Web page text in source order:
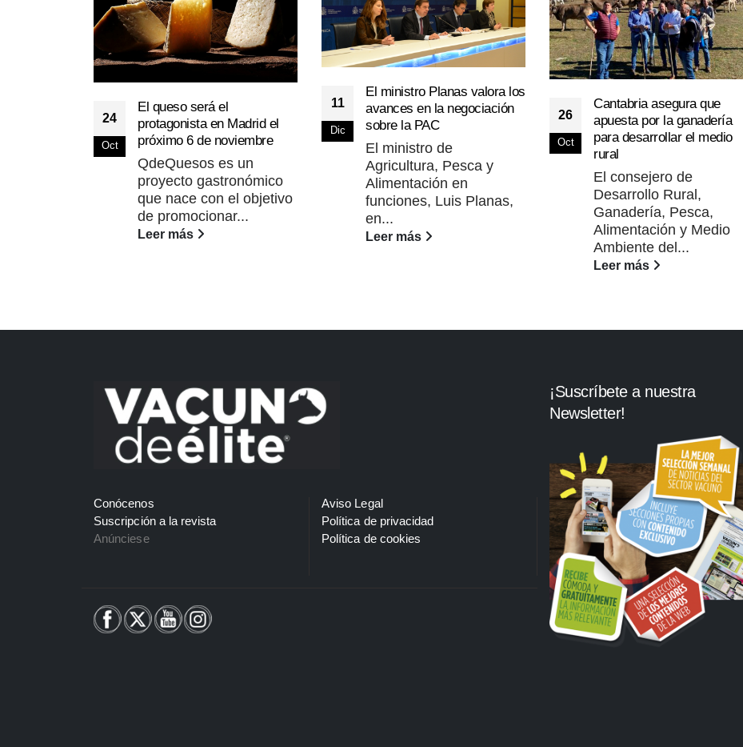
24
Oct
El queso será el
protagonista en Madrid el
próximo 6 de noviembre
QdeQuesos es un
proyecto gastronómico
que nace con el objetivo
de promocionar...
Leer más
11
Dic
El ministro Planas valora los
avances en la negociación
sobre la PAC
El ministro de
Agricultura, Pesca y
Alimentación en
funciones, Luis Planas,
en...
Leer más
26
Oct
Cantabria asegura que
apuesta por la ganadería
para desarrollar el medio
rural
El consejero de
Desarrollo Rural,
Ganadería, Pesca,
Alimentación y Medio
Ambiente del...
Leer más
Conócenos
Suscripción a la revista
Anúnciese
Aviso Legal
Política de privacidad
Política de cookies
¡Suscríbete a nuestra
Newsletter!